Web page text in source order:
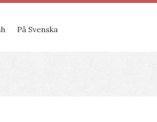
På Svenska